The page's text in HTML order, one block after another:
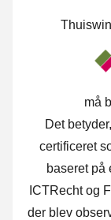
må
Det
certificeret
baseret på
ICTRecht og
der blev